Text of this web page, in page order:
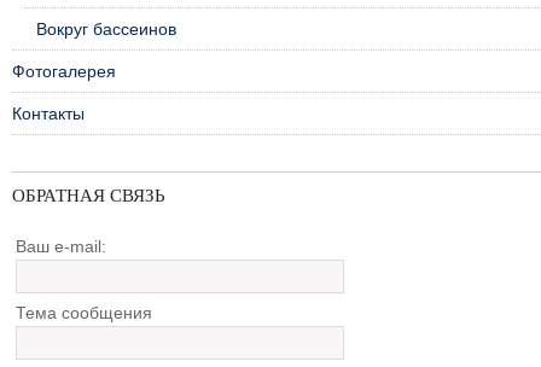
Вокруг бассеинов
Фотогалерея
Контакты
ОБРАТНАЯ СВЯЗЬ
Ваш e-mail:
Тема сообщения